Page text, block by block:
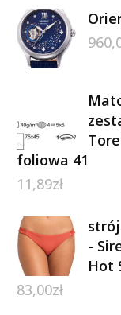
foliowa 41
11,89zł
strój
-
Hot
83,00zł